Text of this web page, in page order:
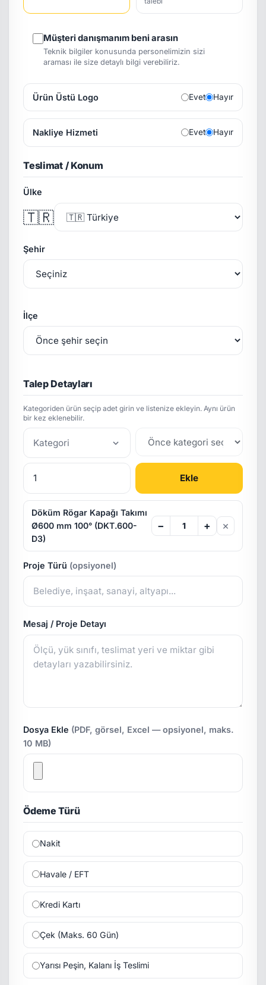
Müşteri danışmanım beni arasın
Teknik bilgiler konusunda personelimizin sizi
araması ile size detaylı bilgi verebiliriz.
Ürün Üstü Logo Evet Hayır
Nakliye Hizmeti Evet Hayır
Teslimat / Konum
Ülke
🇹🇷
Şehir
İlçe
Talep Detayları
Kategoriden ürün seçip adet girin ve listenize ekleyin. Aynı ürün
bir kez eklenebilir.
Kategori
Ekle
Döküm Rögar Kapağı Takımı
Ø600 mm 100° (DKT.600-
D3)
− + ×
Proje Türü (opsiyonel)
Mesaj / Proje Detayı
Dosya Ekle (PDF, görsel, Excel — opsiyonel, maks.
10 MB)
Ödeme Türü
Nakit
Havale / EFT
Kredi Kartı
Çek (Maks. 60 Gün)
Yarısı Peşin, Kalanı İş Teslimi